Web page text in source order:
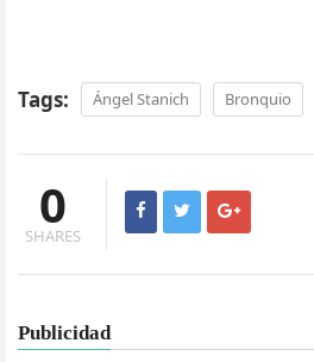
Tags: Ángel Stanich Bronquio
0
SHARES
Publicidad